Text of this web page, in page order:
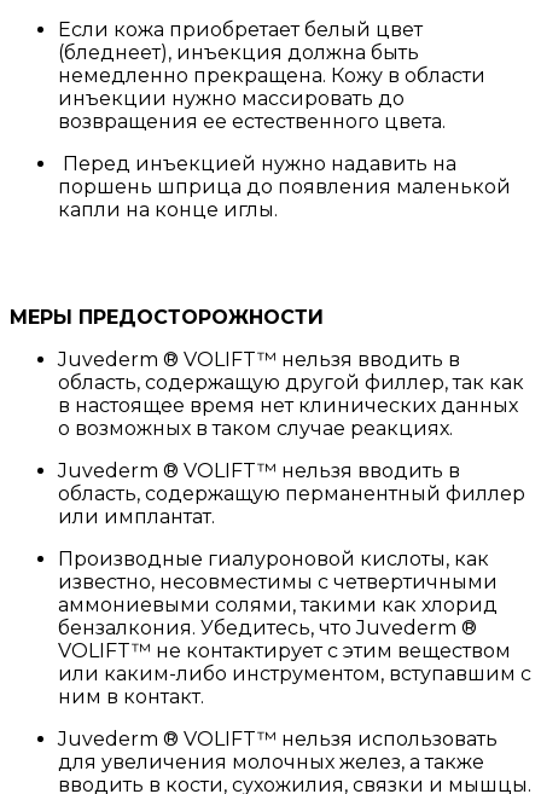
Если кожа приобретает белый цвет
(бледнеет), инъекция должна быть
немедленно прекращена. Кожу в области
инъекции нужно массировать до
возвращения ее естественного цвета.
Перед инъекцией нужно надавить на
поршень шприца до появления маленькой
капли на конце иглы.
МЕРЫ ПРЕДОСТОРОЖНОСТИ
Juvederm ® VOLIFT™ нельзя вводить в
область, содержащую другой филлер, так как
в настоящее время нет клинических данных
о возможных в таком случае реакциях.
Juvederm ® VOLIFT™ нельзя вводить в
область, содержащую перманентный филлер
или имплантат.
Производные гиалуроновой кислоты, как
известно, несовместимы с четвертичными
аммониевыми солями, такими как хлорид
бензалкония. Убедитесь, что Juvederm ®
VOLIFT™ не контактирует с этим веществом
или каким-либо инструментом, вступавшим с
ним в контакт.
Juvederm ® VOLIFT™ нельзя использовать
для увеличения молочных желез, а также
вводить в кости, сухожилия, связки и мышцы.